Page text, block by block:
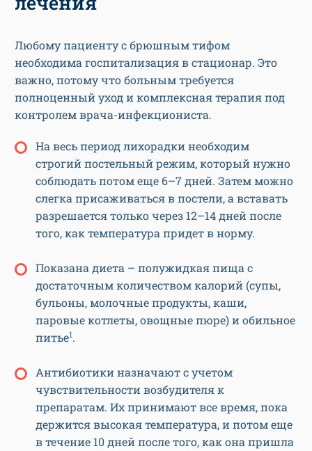
Любому пациенту с брюшным тифом
необходима госпитализация в стационар. Это
важно, потому что больным требуется
полноценный уход и комплексная терапия под
контролем врача-инфекциониста.
На весь период лихорадки необходим
строгий постельный режим, который нужно
соблюдать потом еще 6–7 дней. Затем можно
слегка присаживаться в постели, а вставать
разрешается только через 12–14 дней после
того, как температура придет в норму.
Показана диета – полужидкая пища с
достаточным количеством калорий (супы,
бульоны, молочные продукты, каши,
паровые котлеты, овощные пюре) и обильное
питье1.
Антибиотики назначают с учетом
чувствительности возбудителя к
препаратам. Их принимают все время, пока
держится высокая температура, и потом еще
в течение 10 дней после того, как она пришла